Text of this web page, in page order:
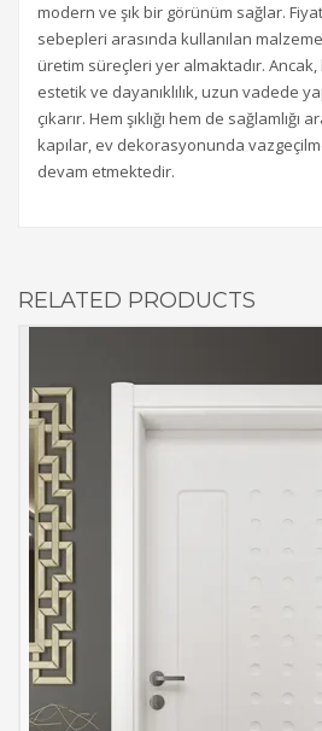
modern ve şık bir görünüm sağlar.
sebepleri arasında kullanılan
üretim süreçleri yer almaktadır. Ancak,
estetik ve dayanıklılık, uzun vadede
çıkarır. Hem şıklığı hem de
kapılar, ev dekorasyonunda
devam etmektedir.
RELATED PRODUCTS